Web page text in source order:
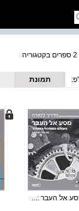
תמונת
אל העבר :...